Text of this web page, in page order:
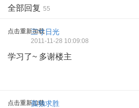
全部回复 55
点击重新加载三寸日光
2011-11-28 10:09:08
学习了~ 多谢楼主
点击重新加载孤独求胜